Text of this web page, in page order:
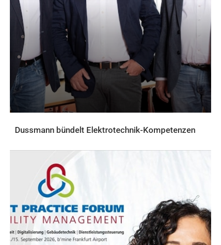
Dussmann bündelt Elektrotechnik-Kompetenzen